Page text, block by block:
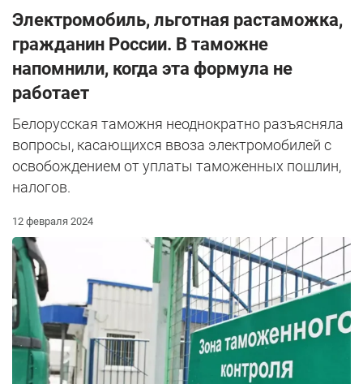
Электромобиль, льготная растаможка,
гражданин России. В таможне
напомнили, когда эта формула не
работает
Белорусская таможня неоднократно разъясняла
вопросы, касающихся ввоза электромобилей с
освобождением от уплаты таможенных пошлин,
налогов.
12 февраля 2024